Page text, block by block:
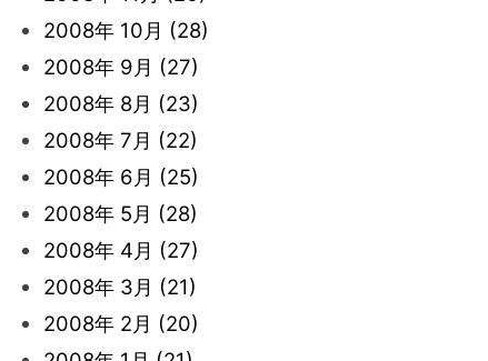
2015年 3月 (10)
2015年 2月(6)
2015年 1月 (3)
2014年 4月 (8)
2014年 3月(6)
2014年 2月 (9)
2014年 1月 (9)
2012年 6月(18)
2012年 5月 (12)
2012年 4月 (11)
2012年 3月 (15)
2012年 2月 (17)
2012年 1月 (25)
2011年 7月(18)
2011年 6月 (15)
2011年 5月 (14)
2011年 4月 (14)
2011年 3月 (12)
2011年 2月 (12)
2011年 1月 (15)
2010年 8月(17)
2010年 7月 (19)
2010年 6月 (22)
2010年 5月 (20)
2010年 4月 (19)
2010年 3月 (23)
2010年 2月 (17)
2010年 1月 (26)
2009年 9月 (23)
2009年 8月 (25)
2009年 7月 (24)
2009年 6月(22)
2009年 5月 (26)
2009年 4月(19)
2009年 3月 (22)
2009年 2月 (20)
2009年 1月 (19)
2008年 10月 (28)
2008年 9月 (27)
2008年 8月 (23)
2008年 7月 (22)
2008年 6月 (25)
2008年 5月 (28)
2008年 4月 (27)
2008年 3月 (21)
2008年 2月 (20)